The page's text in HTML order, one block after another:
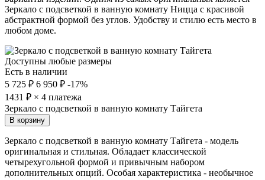
Зеркало с подсветкой в ванную комнату Ницца с красивой
абстрактной формой без углов. Удобству и стилю есть место в
любом доме.
Доступны любые размеры
Есть в наличии
5 725 ₽ 6 950 ₽ -17%
1431 ₽ × 4 платежа
Зеркало с подсветкой в ванную комнату Тайгета
В корзину
Зеркало с подсветкой в ванную комнату Тайгета - модель
оригинальная и стильная. Обладает классической
четырехугольной формой и привычным набором
дополнительных опций. Особая характеристика - необычное